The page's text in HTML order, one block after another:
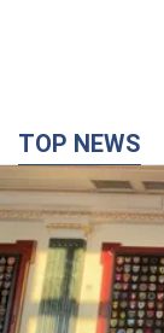
TOP NEWS